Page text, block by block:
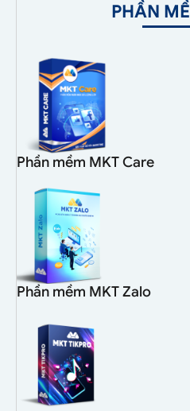
PHẦN
Phần mềm MKT Care
Phần mềm MKT Zalo